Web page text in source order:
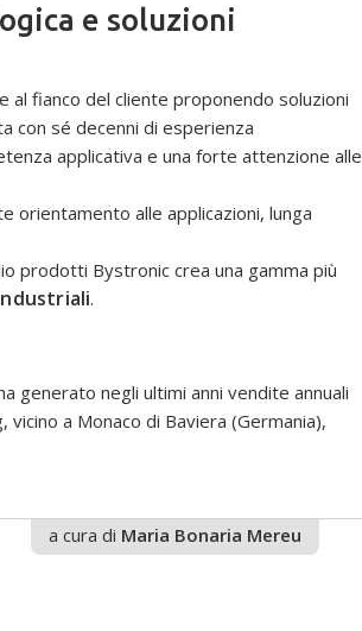
e soluzioni
al fianco del cliente proponendo soluzioni
con sé decenni di esperienza
applicativa e una forte attenzione alle
orientamento alle applicazioni, lunga
prodotti Bystronic crea una gamma più
.
generato negli ultimi anni vendite annuali
vicino a Monaco di Baviera (Germania),
a cura di Maria Bonaria Mereu